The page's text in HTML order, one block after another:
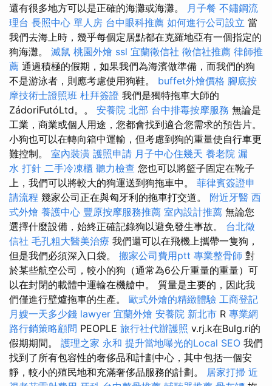
還有很多地方可以是正確的海灘或海灘。 月子餐 不鏽鋼流
理台 長照中心 單人房 台中眼科推薦 如何進行公司設立 當
我們去海上時，幾乎每個定居點都在克羅地亞有一個指定的
狗海灘。 滅鼠 桃園外燴 ssl 宜蘭徵信社 徵信社推薦 律師推
薦 通過積極的假期，如果我們為海濱做準備，而我們的狗
不是游泳者，則應考慮使用狗鞋。 buffet外燴價格 腳底按
摩技術士證照班 杜拜簽證 我們是獨特拖車大師的
ZádoriFutóLtd。。 安養院 北部 台中排毒按摩服務 無論是
工業，商業或個人用途，您都會找到適合您需求的預告片。
小狗也可以在轉向箱中運輸，但考慮到狗的重量使自行車更
難控制。 室內裝潢 護照申請 月子中心住幾天 養老院 漏
水 打針 二手冷凍櫃 聽力檢查 您也可以將籃子固定在靴子
上，我們可以將較大的狗運送到狗拖車中。 菲律賓簽證申
請流程 幾家公司正在與匈牙利的拖車打交道。 附近牙醫 西
式外燴 養護中心 豐原按摩服務推薦 室內設計推薦 無論您
選擇什麼設備，始終正確記錄狗以避免發生事故。 台北徵
信社 毛孔粗大醫美治療 我們還可以在飛機上攜帶一隻狗，
但是我們必須深入口袋。 搬家公司費用ptt 專業整骨師 對
於某些航空公司，較小的狗（通常為6公斤重量的重量）可
以在封閉的載體中運輸在機艙中。 質量是主要的，因此我
們僅進行壁爐拖車的生產。 歐式外燴的精緻體驗 工商登記
月嫂一天多少錢 lawyer 宜蘭外燴 安養院 新北市 R 專業網
路行銷策略顧問 PEOPLE 旅行社代辦護照 v.rj.k在Bulg.ri的
假期期間。 護理之家 永和 提升當地曝光的Local SEO 我們
找到了所有包容性的奢侈品和計劃中心，其中包括一個安
靜，較小的殖民地和充滿奢侈品服務的計劃。 居家打掃 近